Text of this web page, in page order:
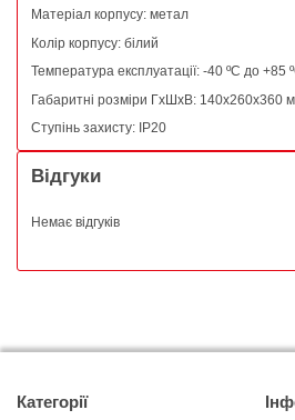
Матеріал корпусу: метал
Колір корпусу: білий
Температура експлуатації: -40 ºС до +85
Габаритні розміри ГхШхВ: 140х260х360
Ступінь захисту: IP20
Відгуки
Немає відгуків
Категорії